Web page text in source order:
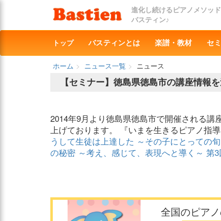
進化し続けるピアノメソッド
バスティン♪
トップ バスティンとは 楽譜・教材 セ
ホーム ニュース一覧
ニュース
【セミナー】徳島県徳島市の講座情報
2014年9月より徳島県徳島市で開催される
上げております。 『いまを生きるピアノ指
うして生徒は上達した ～その子にとっての
の秘密 ～考え、感じて、表現へと導く～ 第
全国のピア